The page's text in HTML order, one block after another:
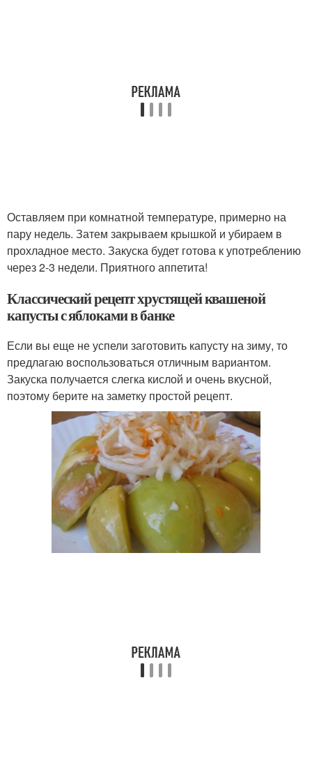
Оставляем при комнатной температуре, примерно на
пару недель. Затем закрываем крышкой и убираем в
прохладное место. Закуска будет готова к употреблению
через 2-3 недели. Приятного аппетита!
Классический рецепт хрустящей квашеной
капусты с яблоками в банке
Если вы еще не успели заготовить капусту на зиму, то
предлагаю воспользоваться отличным вариантом.
Закуска получается слегка кислой и очень вкусной,
поэтому берите на заметку простой рецепт.